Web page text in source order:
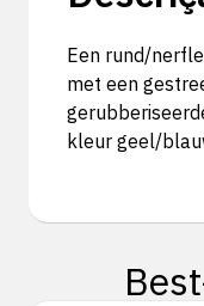
Een rund/
met een
kleur geel/